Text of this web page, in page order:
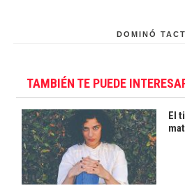
DOMINÓ
TAMBIÉN TE PUEDE
El